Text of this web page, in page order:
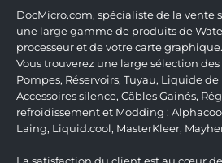
DocMicro.com, spécialiste de la
une large gamme de produits de
processeur et de votre carte graphique.
Vous trouverez une large sélection
Pompes, Réservoirs, Tuyau, Liquide de
Accessoires silence, Câbles Gainés,
refroidissement et Modding :
Laing, Liquid.cool, MasterKleer,